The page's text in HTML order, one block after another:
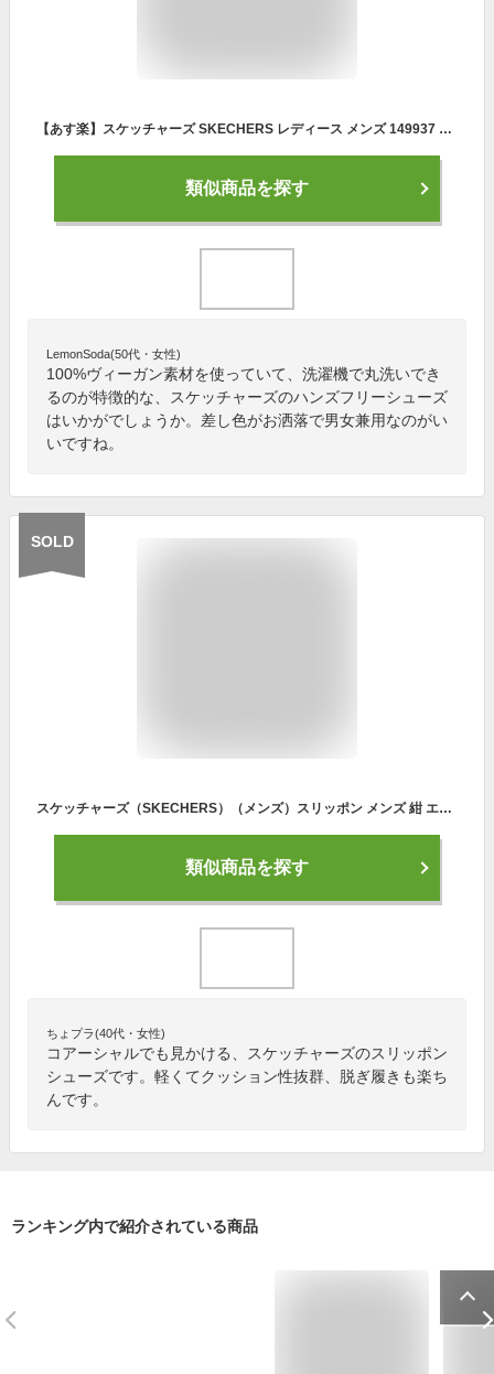
【あす楽】スケッチャーズ SKECHERS レディース メンズ 149937 サミッツ スニーカー スリップイン ハンズフリー 紐なし SUMMITS-DAZZLING HAZE
類似商品を探す
LemonSoda(50代・女性)
100%ヴィーガン素材を使っていて、洗濯機で丸洗いでき
るのが特徴的な、スケッチャーズのハンズフリーシューズ
はいかがでしょうか。差し色がお洒落で男女兼用なのがい
いですね。
SOLD
スケッチャーズ（SKECHERS）（メンズ）スリッポン メンズ 紺 エクアライザー 5 プレシステ−ブルEQUALIZER 5 PERSISTABLE ネイビー 232515-NVY
類似商品を探す
ちょプラ(40代・女性)
コアーシャルでも見かける、スケッチャーズのスリッポン
シューズです。軽くてクッション性抜群、脱ぎ履きも楽ち
んです。
ランキング内で紹介されている商品